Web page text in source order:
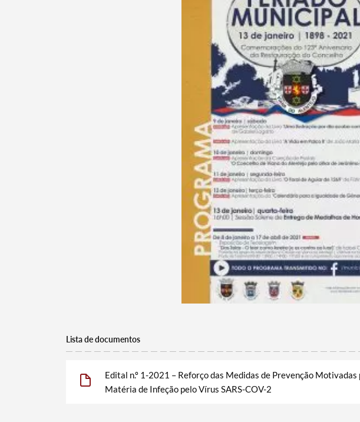
Lista de documentos
Edital n.º 1-2021 – Reforço das Medidas de Prevenção
Matéria de Infeção pelo Vírus SARS-COV-2